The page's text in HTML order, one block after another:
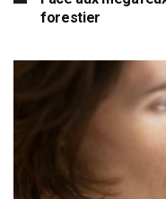
forestier